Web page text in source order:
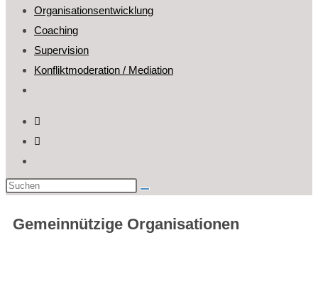
Organisationsentwicklung
Coaching
Supervision
Konfliktmoderation / Mediation
Gemeinnützige Organisationen